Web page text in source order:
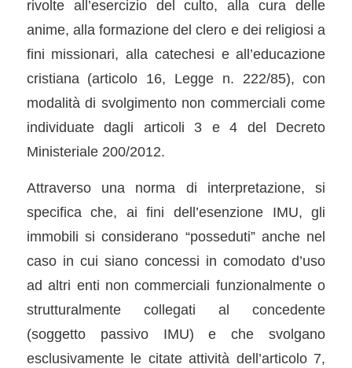
rivolte all’esercizio del culto, alla cura delle
anime, alla formazione del clero e dei religiosi a
fini missionari, alla catechesi e all’educazione
cristiana (articolo 16, Legge n. 222/85), con
modalità di svolgimento non commerciali come
individuate dagli articoli 3 e 4 del Decreto
Ministeriale 200/2012.
Attraverso una norma di interpretazione, si
specifica che, ai fini dell’esenzione IMU, gli
immobili si considerano “posseduti” anche nel
caso in cui siano concessi in comodato d’uso
ad altri enti non commerciali funzionalmente o
strutturalmente collegati al concedente
(soggetto passivo IMU) e che svolgano
esclusivamente le citate attività dell’articolo 7,